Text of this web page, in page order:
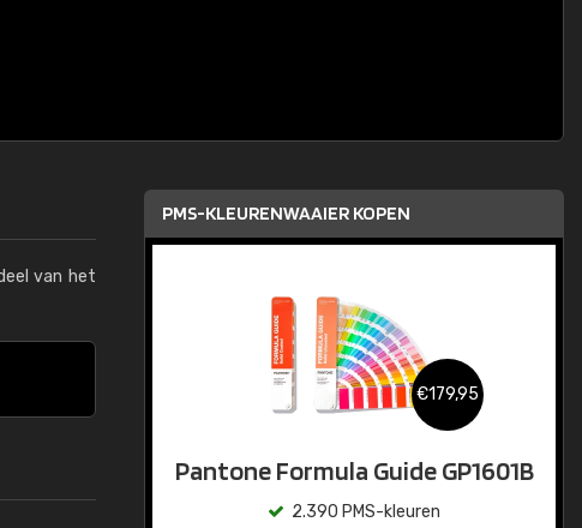
van het
PMS-KLEURENWAAIER KOPEN
€179,95
Pantone Formula Guide GP1601B
2.390 PMS-kleuren